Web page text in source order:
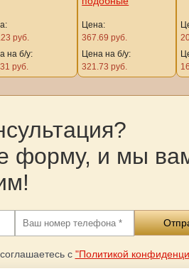
руб.
на б/у:
руб.
Цена:
367.69 руб.
Цена на б/у:
321.73 руб.
форму, и мы
с "Политикой